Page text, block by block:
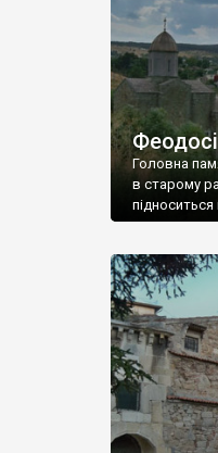
Головна
в старому
підноситься